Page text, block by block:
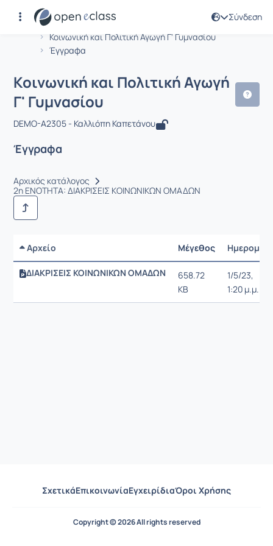
Σύνδεση
Αρχική Σελίδα
Κοινωνική και Πολιτική Αγωγή Γ' Γυμνασίου
Έγγραφα
Μάθημα : Κοινωνική και Πολιτική
Κοινωνική και Πολιτική Αγωγή
Γ' Γυμνασίου
DEMO-A2305 - Καλλιόπη Καπετάνου
Έγγραφα
Αρχικός κατάλογος
2η ΕΝΟΤΗΤΑ: ΔΙΑΚΡΙΣΕΙΣ ΚΟΙΝΩΝΙΚΩΝ ΟΜΑΔΩΝ
Αρχείο Μέγεθος
ΔΙΑΚΡΙΣΕΙΣ ΚΟΙΝΩΝΙΚΩΝ ΟΜΑΔΩΝ
658.72
KB
1/5/23,
1:20 μ.μ.
ΣχετικάΕπικοινωνίαΕγχειρίδιαΌροι Χρήσης
Copyright © 2026 All rights reserved